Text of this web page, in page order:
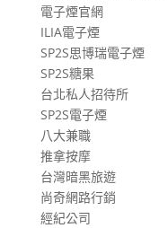
電子煙官網
ILIA電子煙
SP2S思博瑞電子煙
SP2S糖果
台北私人招待所
SP2S電子煙
八大兼職
推拿按摩
台灣暗黑旅遊
尚奇網路行銷
經紀公司